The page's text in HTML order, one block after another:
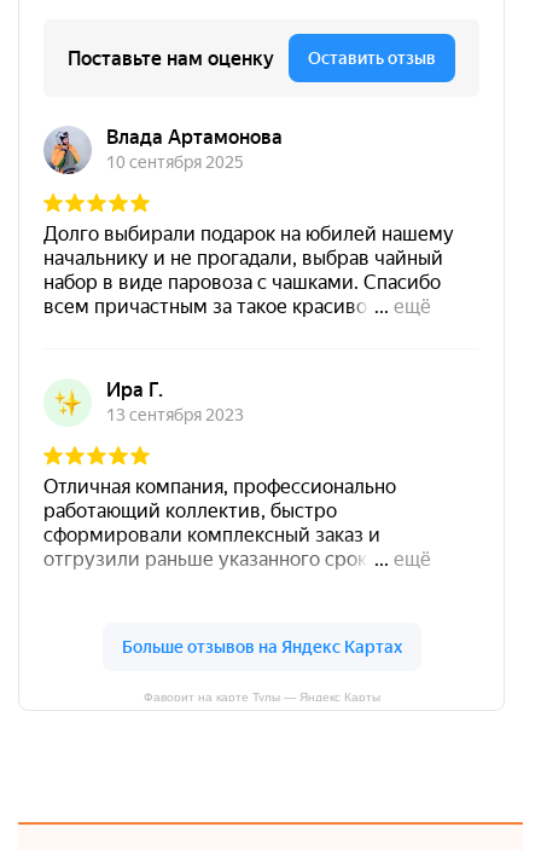
Фаворит на карте Тулы — Яндекс Карты